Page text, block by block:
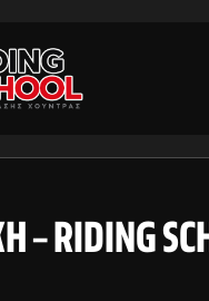
– RIDING